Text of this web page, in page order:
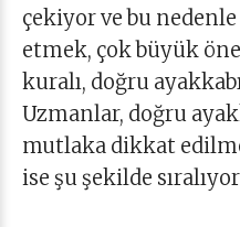
çekiyor ve bu
etmek, çok büyük
kuralı, doğru
Uzmanlar, doğru
mutlaka dikkat
ise şu şekilde